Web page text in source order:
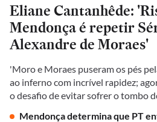
Eliane Cantanhêde:
Mendonça é repetir
Alexandre de Moraes'
'Moro e Moraes puseram os pés
ao inferno com incrível rapidez;
o desafio de evitar sofrer o tombo
Mendonça determina que PT